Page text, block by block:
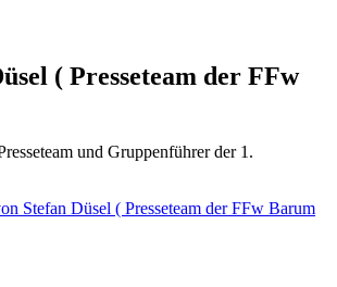
( Presseteam der FFw
und Gruppenführer der 1.
Stefan Düsel ( Presseteam der FFw Barum